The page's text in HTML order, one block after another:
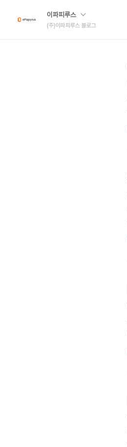
이파피루스
(주)이파피루스 블로그